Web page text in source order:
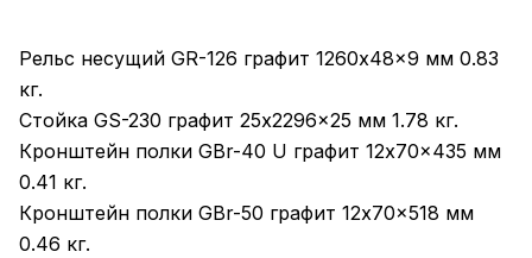
Рельс несущий GR-126 графит 1260x48x9 мм 0.83
кг.
Стойка GS-230 графит 25x2296x25 мм 1.78 кг.
Кронштейн полки GBr-40 U графит 12x70x435 мм
0.41 кг.
Кронштейн полки GBr-50 графит 12x70x518 мм
0.46 кг.